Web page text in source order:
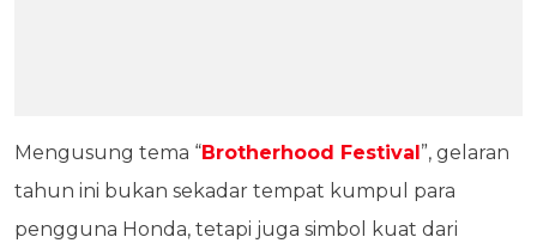
Mengusung tema “Brotherhood Festival ”, gelaran
tahun ini bukan sekadar tempat kumpul para
pengguna Honda, tetapi juga simbol kuat dari